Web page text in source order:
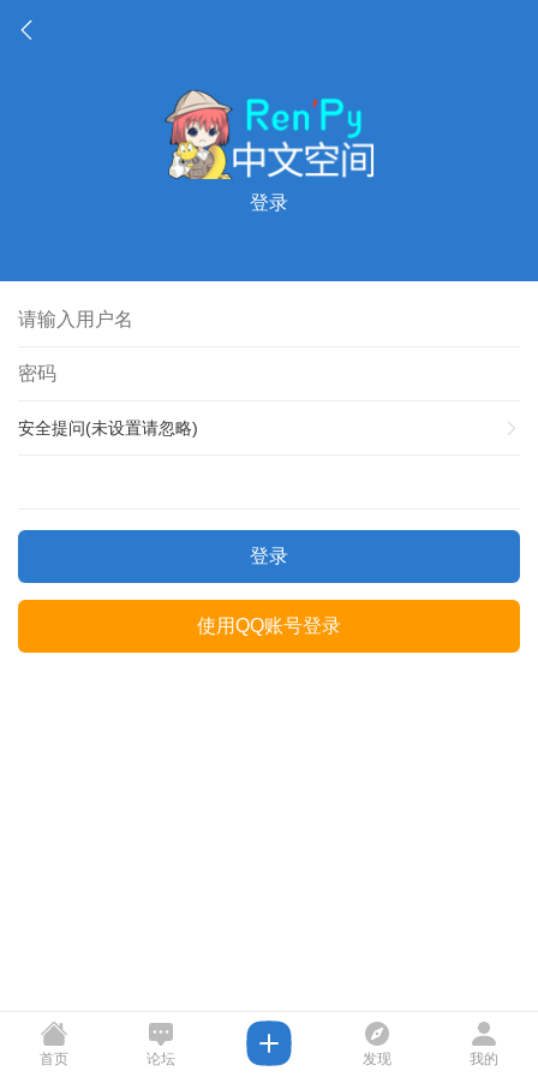
登录
安全提问(未设置请忽略)
登录
使用QQ账号登录
首页 论坛 发现 我的